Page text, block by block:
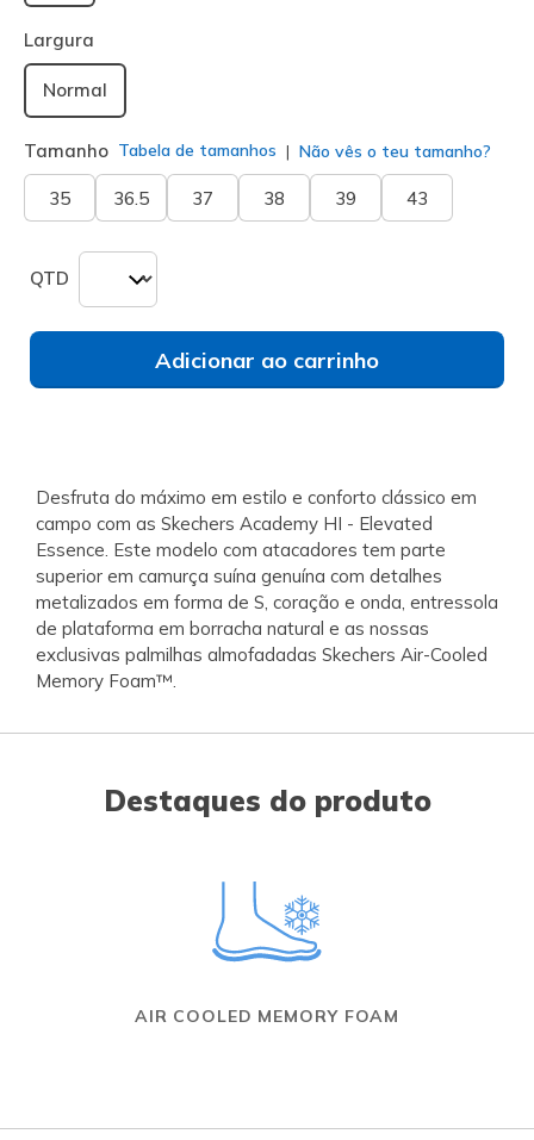
selecionado
Largura
Normal
Tamanho Tabela de tamanhos Não vês o teu tamanho?
35 36.5 37 38 39 43
QTD
Adicionar ao carrinho
Desfruta do máximo em estilo e conforto clássico em
campo com as Skechers Academy HI - Elevated
Essence. Este modelo com atacadores tem parte
superior em camurça suína genuína com detalhes
metalizados em forma de S, coração e onda, entressola
de plataforma em borracha natural e as nossas
exclusivas palmilhas almofadadas Skechers Air-Cooled
Memory Foam™.
Destaques do produto
AIR COOLED MEMORY FOAM